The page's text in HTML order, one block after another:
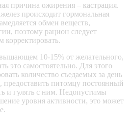
причина ожирения – кастрация.
происходит гормональная
обмен веществ,
поэтому рацион следует
корректировать.
10-15% от желательного,
это самостоятельно. Для этого
количество съедаемых за день
предоставить питомцу постоянный
и гулять с ним. Недопустимы
уровня активности, это может